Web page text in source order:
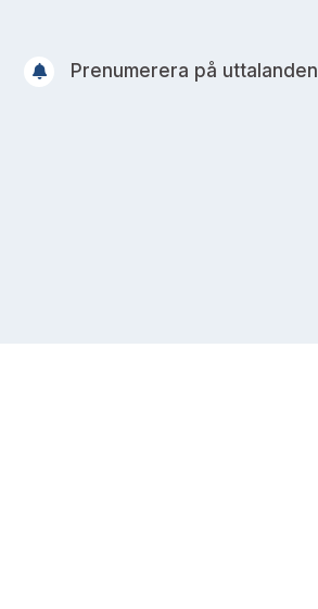
Prenumerera på uttalanden